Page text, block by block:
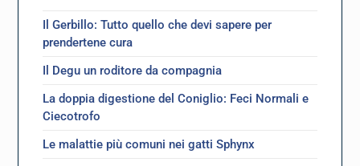
Il Gerbillo: Tutto quello che devi sapere per
prendertene cura
Il Degu un roditore da compagnia
La doppia digestione del Coniglio: Feci Normali e
Ciecotrofo
Le malattie più comuni nei gatti Sphynx